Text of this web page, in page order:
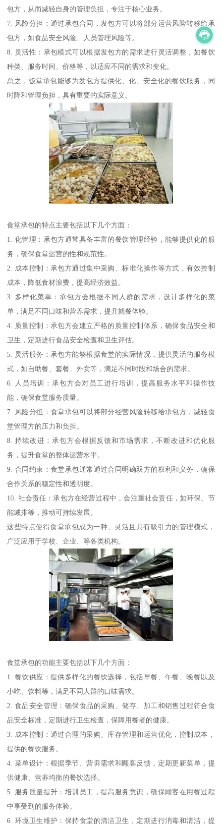
包方，从而减轻自身的管理负担，专注于核心业务。
7. 风险分担：通过承包合同，发包方可以将部分运营风险转移给承
包方，如食品安全风险、人员管理风险等。
8. 灵活性：承包模式可以根据发包方的需求进行灵活调整，如餐饮
种类、服务时间、价格等，以适应不同的需求和变化。
总之，饭堂承包能够为发包方提供化、化、安全化的餐饮服务，同
时降和管理负担，具有重要的实际意义。
食堂承包的特点主要包括以下几个方面：
1. 化管理：承包方通常具备丰富的餐饮管理经验，能够提供化的服
务，确保食堂运营的性和规范性。
2. 成本控制：承包方通过集中采购、标准化操作等方式，有效控制
成本，降低食材浪费，提高经济效益。
3. 多样化菜单：承包方会根据不同人群的需求，设计多样化的菜
单，满足不同口味和营养需求，提升就餐体验。
4. 质量控制：承包方会建立严格的质量控制体系，确保食品安全和
卫生，定期进行食品安全检查和卫生评估。
5. 灵活服务：承包方能够根据食堂的实际情况，提供灵活的服务模
式，如自助餐、套餐、外卖等，满足不同时段和场合的需求。
6. 人员培训：承包方会对员工进行培训，提高服务水平和操作技
能，确保食堂服务质量。
7. 风险分担：食堂承包可以将部分经营风险转移给承包方，减轻食
堂管理方的压力和负担。
8. 持续改进：承包方会根据反馈和市场需求，不断改进和优化服
务，提升食堂的整体运营水平。
9. 合同约束：食堂承包通常通过合同明确双方的权利和义务，确保
合作关系的稳定性和透明度。
10. 社会责任：承包方在经营过程中，会注重社会责任，如环保、节
能减排等，推动可持续发展。
这些特点使得食堂承包成为一种、灵活且具有吸引力的管理模式，
广泛应用于学校、企业、等各类机构。
食堂承包的功能主要包括以下几个方面：
1. 餐饮供应：提供多样化的餐饮选择，包括早餐、午餐、晚餐以及
小吃、饮料等，满足不同人群的口味需求。
2. 食品安全管理：确保食品的采购、储存、加工和销售过程符合食
品安全标准，定期进行卫生检查，保障用餐者的健康。
3. 成本控制：通过合理的采购、库存管理和运营优化，控制成本，
提供的餐饮服务。
4. 菜单设计：根据季节、营养需求和顾客反馈，定期更新菜单，提
供健康、营养均衡的餐饮选择。
5. 服务质量提升：培训员工，提高服务意识，确保顾客在用餐过程
中享受到的服务体验。
6. 环境卫生维护：保持食堂的清洁卫生，定期进行消毒和清洁，提